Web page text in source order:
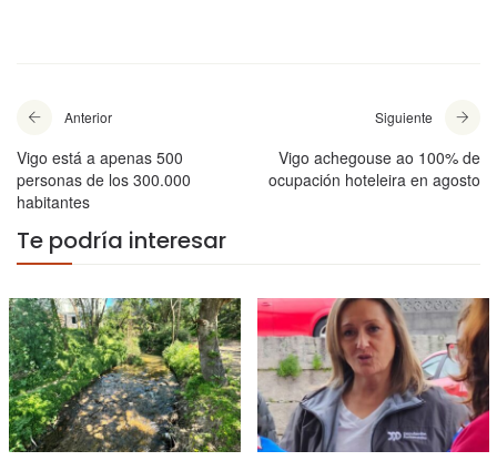
Anterior
Vigo está a apenas 500
personas de los 300.000
habitantes
Siguiente
Vigo achegouse ao 100% de
ocupación hoteleira en agosto
Te podría interesar